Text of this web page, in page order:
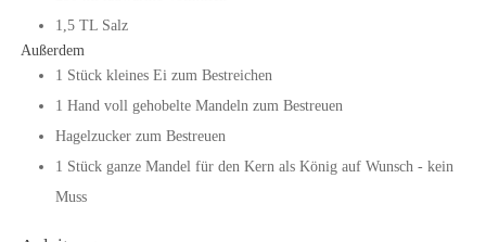
1,5 TL Salz
Außerdem
1 Stück kleines Ei zum Bestreichen
1 Hand voll gehobelte Mandeln zum Bestreuen
Hagelzucker zum Bestreuen
1 Stück ganze Mandel für den Kern als König auf Wunsch - kein
Muss